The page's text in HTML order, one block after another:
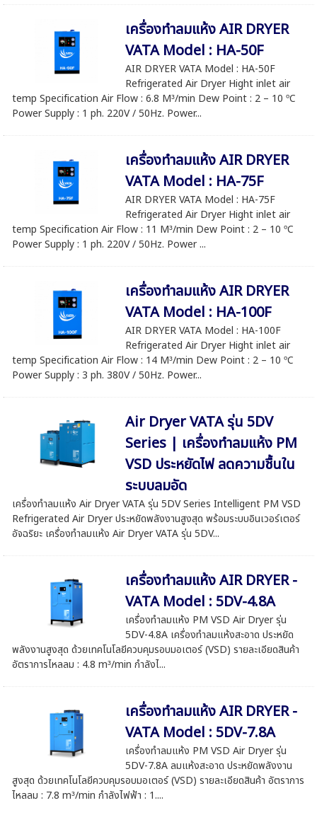
เครื่องทำลมแห้ง AIR DRYER
VATA Model : HA-50F
AIR DRYER VATA Model : HA-50F
Refrigerated Air Dryer Hight inlet air
temp Specification Air Flow : 6.8 M³/min Dew Point : 2 – 10 ºC
Power Supply : 1 ph. 220V / 50Hz. Power...
เครื่องทำลมแห้ง AIR DRYER
VATA Model : HA-75F
AIR DRYER VATA Model : HA-75F
Refrigerated Air Dryer Hight inlet air
temp Specification Air Flow : 11 M³/min Dew Point : 2 – 10 ºC
Power Supply : 1 ph. 220V / 50Hz. Power ...
เครื่องทำลมแห้ง AIR DRYER
VATA Model : HA-100F
AIR DRYER VATA Model : HA-100F
Refrigerated Air Dryer Hight inlet air
temp Specification Air Flow : 14 M³/min Dew Point : 2 – 10 ºC
Power Supply : 3 ph. 380V / 50Hz. Power...
Air Dryer VATA รุ่น 5DV
Series | เครื่องทำลมแห้ง PM
VSD ประหยัดไฟ ลดความชื้นใน
ระบบลมอัด
เครื่องทำลมแห้ง Air Dryer VATA รุ่น 5DV Series Intelligent PM VSD
Refrigerated Air Dryer ประหยัดพลังงานสูงสุด พร้อมระบบอินเวอร์เตอร์
อัจฉริยะ เครื่องทำลมแห้ง Air Dryer VATA รุ่น 5DV...
เครื่องทำลมแห้ง AIR DRYER -
VATA Model : 5DV-4.8A
เครื่องทำลมแห้ง PM VSD Air Dryer รุ่น
5DV-4.8A เครื่องทำลมแห้งสะอาด ประหยัด
พลังงานสูงสุด ด้วยเทคโนโลยีควบคุมรอบมอเตอร์ (VSD) รายละเอียดสินค้า
อัตราการไหลลม : 4.8 m³/min กำลังไ...
เครื่องทำลมแห้ง AIR DRYER -
VATA Model : 5DV-7.8A
เครื่องทำลมแห้ง PM VSD Air Dryer รุ่น
5DV-7.8A ลมแห้งสะอาด ประหยัดพลังงาน
สูงสุด ด้วยเทคโนโลยีควบคุมรอบมอเตอร์ (VSD) รายละเอียดสินค้า อัตราการ
ไหลลม : 7.8 m³/min กำลังไฟฟ้า : 1....